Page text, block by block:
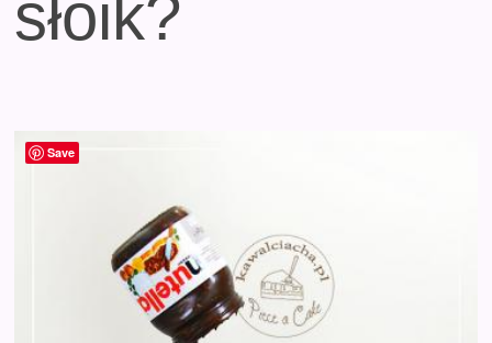
słoik?
Save